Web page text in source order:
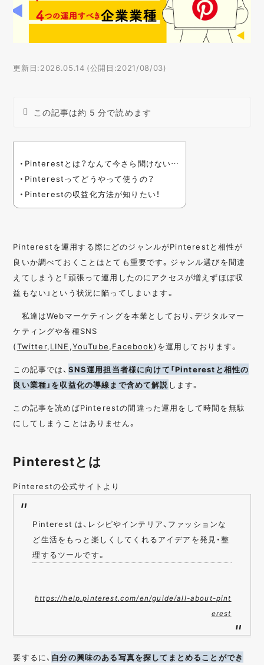
更新日:2026.05.14 (公開日:2021/08/03)
この記事は約 5 分で読めます
・Pinterestとは？なんて今さら聞けない…
・Pinterestってどうやって使うの？
・Pinterestの収益化方法が知りたい！
Pinterestを運用する際にどのジャンルがPinterestと相性が
良いか調べておくことはとても重要です。ジャンル選びを間違
えてしまうと「頑張って運用したのにアクセスが増えずほぼ収
益もない」という状況に陥ってしまいます。
私達はWebマーケティングを本業としており、デジタルマー
ケティングや各種SNS
(Twitter,LINE ,YouTube,Facebook)を運用しております。
この記事では、 SNS運用担当者様に向けて「Pinterestと相性の
良い業種」を収益化の導線まで含めて解説 します。
この記事を読めばPinterestの間違った運用をして時間を無駄
にしてしまうことはありません。
Pinterestとは
Pinterestの公式サイトより
Pinterest は、レシピやインテリア、ファッションな
ど生活をもっと楽しくしてくれるアイデアを発見・整
理するツールです。
https://help.pinterest.com/en/guide/all-about-pint
erest
要するに、 自分の興味のある写真を探してまとめることができ